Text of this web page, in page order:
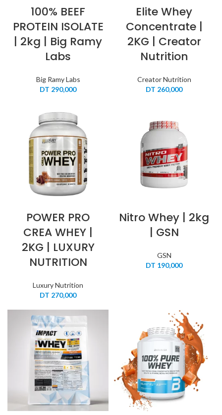
100% BEEF
PROTEIN ISOLATE
| 2kg | Big Ramy
Labs
Big Ramy Labs
DT 290,000
Elite Whey
Concentrate |
2KG | Creator
Nutrition
Creator Nutrition
DT 260,000
POWER PRO
CREA WHEY |
2KG | LUXURY
NUTRITION
Luxury Nutrition
DT 270,000
Nitro Whey | 2kg
| GSN
GSN
DT 190,000